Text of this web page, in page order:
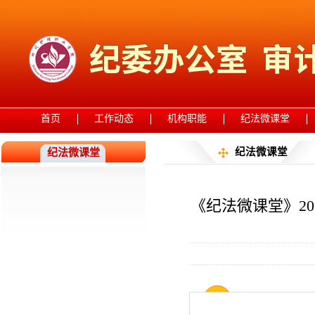
首页 工作动态 机构职能 纪法微课堂
纪法微课堂 纪法微课堂
《纪法微课堂》